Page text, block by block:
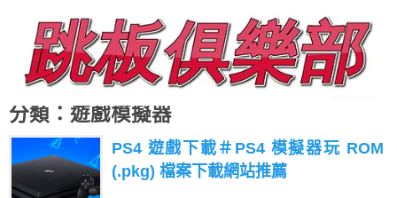
分類：遊戲模擬器
PS4 遊戲下載＃PS4 模擬器玩 ROM
(.pkg) 檔案下載網站推薦